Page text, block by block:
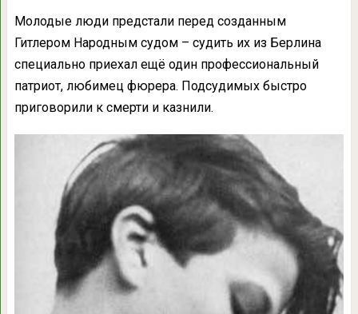
Молодые люди предстали перед созданным
Гитлером Народным судом – судить их из Берлина
специально приехал ещё один профессиональный
патриот, любимец фюрера. Подсудимых быстро
приговорили к смерти и казнили.